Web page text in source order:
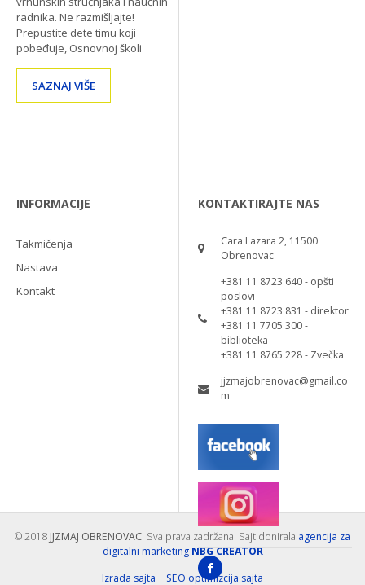
radnika. Ne razmišljajte!
Prepustite dete timu koji
pobeđuje, Osnovnoj školi
SAZNAJ VIŠE
INFORMACIJE
Takmičenja
Nastava
Kontakt
KONTAKTIRAJTE NAS
Cara Lazara 2, 11500
Obrenovac
+381 11 8723 640 - opšti
poslovi
+381 11 8723 831 - direktor
+381 11 7705 300 -
biblioteka
+381 11 8765 228 - Zvečka
jjzmajobrenovac@gmail.co
m
© 2018 JJZMAJ OBRENOVAC. Sva prava zadržana. Sajt donirala agencija za
digitalni marketing NBG CREATOR
Izrada sajta | SEO optimizcija sajta